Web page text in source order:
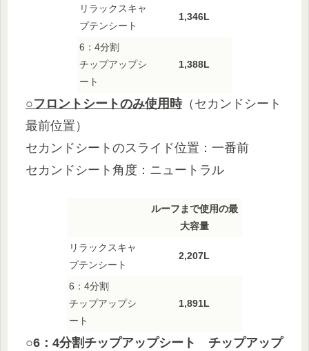
リラックスキャ
プテンシート
1,346L
6：4分割
チップアップシ
ート
1,388L
○フロントシートのみ使用時（セカンドシート
最前位置）
セカンドシートのスライド位置：一番前
セカンドシート角度：ニュートラル
ルーフまで使用の最
大容量
リラックスキャ
プテンシート
2,207L
6：4分割
チップアップシ
ート
1,891L
○6：4分割チップアップシート チップアップ